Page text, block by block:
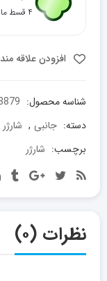
65W
سامسونگ
سه
Samsung
65W
Power
Adapter
Trio
عدد
۴ قسط ماهانه. بدون سود، چک و ضامن.
افزودن علاقه
شناسه محصول:
دسته: جانبی ,
برچسب: شارژر
نظرات (۰)